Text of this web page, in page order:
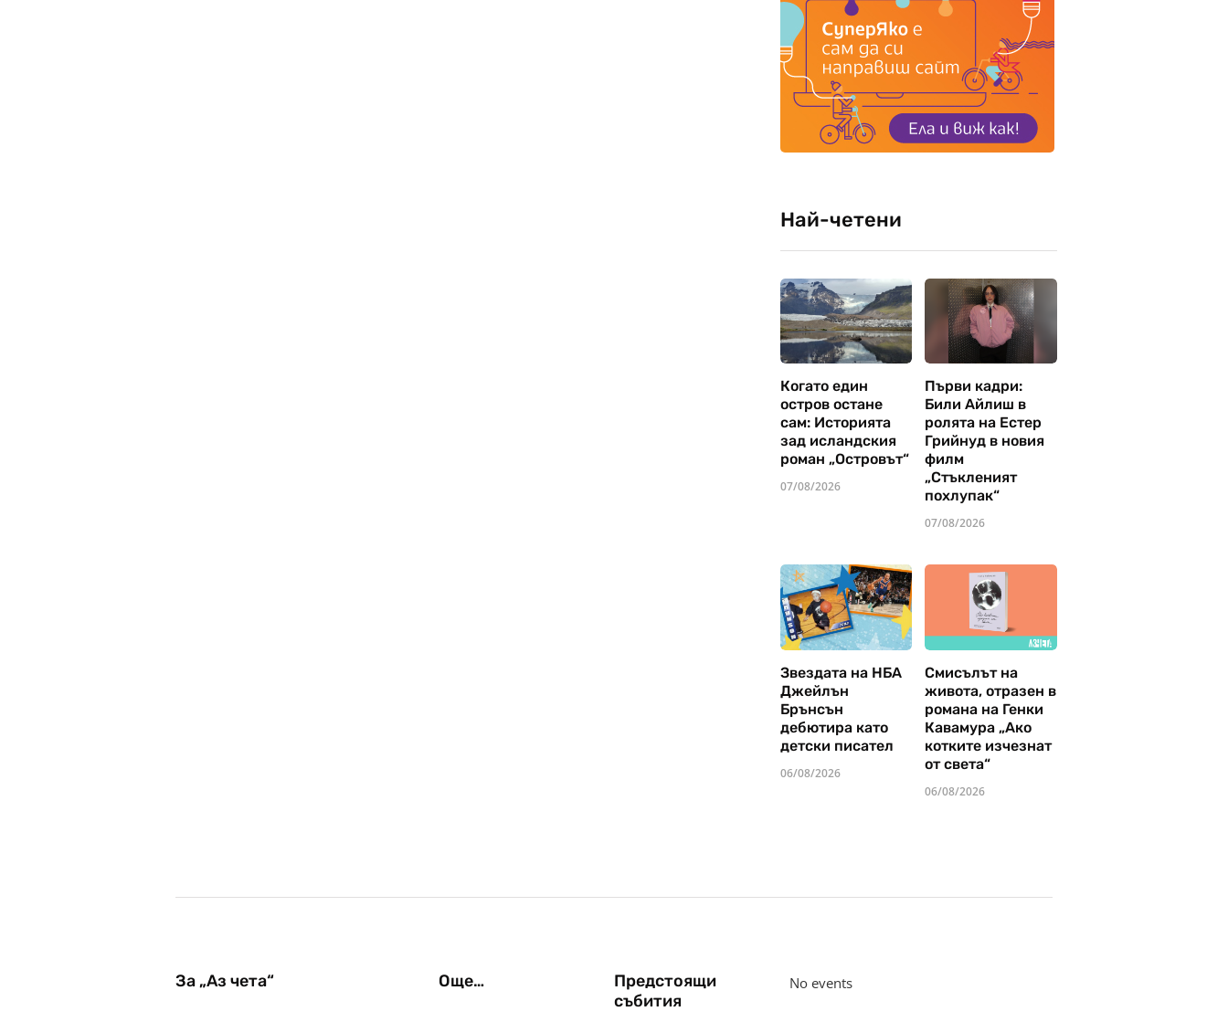
Най-четени
Когато един
остров остане
сам: Историята
зад исландския
роман „Островът“
07/08/2026
Първи кадри:
Били Айлиш в
ролята на Естер
Грийнуд в новия
филм
„Стъкленият
похлупак“
07/08/2026
Звездата на НБА
Джейлън
Брънсън
дебютира като
детски писател
06/08/2026
Смисълът на
живота, отразен в
романа на Генки
Кавамура „Ако
котките изчезнат
от света“
06/08/2026
За „Аз чета“ Още…
Предстоящи
събития
No events